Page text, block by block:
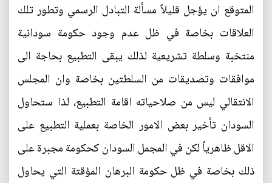
المتوقع ان يؤجل قليلاً مسألة التبادل الرسمي وتطور تلك
العلاقات بخاصة في ظل عدم وجود حكومة سودانية
منتخبة وسلطة تشريعية لذلك يبقى التطبيع بحاجة الى
موافقات وتصديقات من السلطتين بخاصة وان المجلس
الانتقالي ليس من صلاحياته اقامة التطبيع، لذا ستحاول
السودان تأخير بعض الامور الخاصة بعملية التطبيع على
الاقل ظاهرياً لكن في المجمل السودان كحكومة مجبرة على
ذلك بخاصة في ظل حكومة البرهان المؤقتة التي يحاول